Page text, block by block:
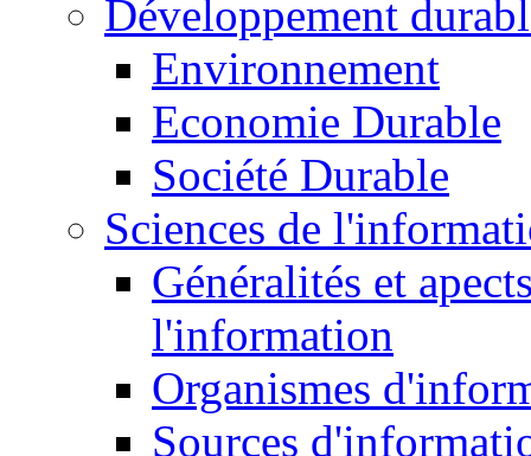
Développement
Environnement
Economie Durable
Société Durable
Sciences de
Généralités et
l'information
Organismes
Sources